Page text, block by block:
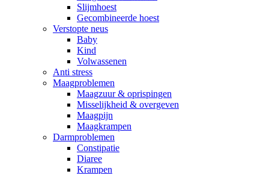
Slijmhoest
Gecombineerde hoest
Verstopte neus
Baby
Kind
Volwassenen
Anti stress
Maagproblemen
Maagzuur & oprispingen
Misselijkheid & overgeven
Maagpijn
Maagkrampen
Darmproblemen
Constipatie
Diaree
Krampen